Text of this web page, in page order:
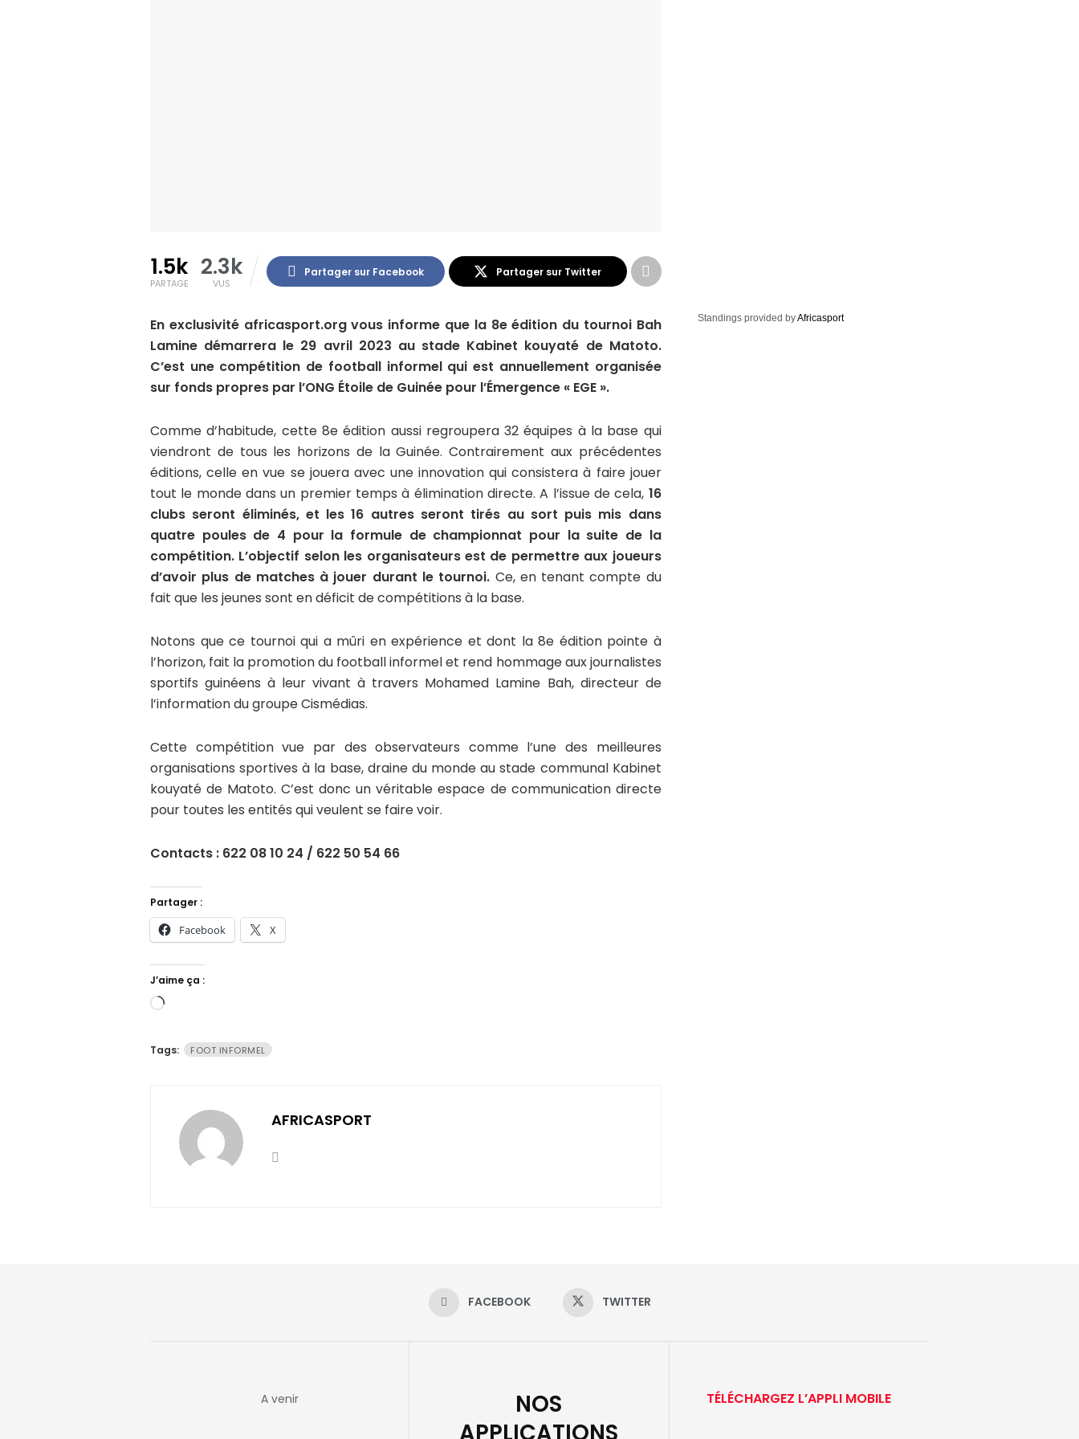
1.5k
PARTAGE
2.3k
VUS
Partager sur Facebook Partager sur Twitter
En exclusivité africasport.org vous informe que la 8e édition du tournoi Bah
Lamine démarrera le 29 avril 2023 au stade Kabinet kouyaté de Matoto.
C’est une compétition de football informel qui est annuellement organisée
sur fonds propres par l’ONG Étoile de Guinée pour l’Émergence « EGE ».
Comme d’habitude, cette 8e édition aussi regroupera 32 équipes à la base qui
viendront de tous les horizons de la Guinée. Contrairement aux précédentes
éditions, celle en vue se jouera avec une innovation qui consistera à faire jouer
tout le monde dans un premier temps à élimination directe. A l’issue de cela, 16
clubs seront éliminés, et les 16 autres seront tirés au sort puis mis dans
quatre poules de 4 pour la formule de championnat pour la suite de la
compétition. L’objectif selon les organisateurs est de permettre aux joueurs
d’avoir plus de matches à jouer durant le tournoi. Ce, en tenant compte du
fait que les jeunes sont en déficit de compétitions à la base.
Notons que ce tournoi qui a mûri en expérience et dont la 8e édition pointe à
l’horizon, fait la promotion du football informel et rend hommage aux journalistes
sportifs guinéens à leur vivant à travers Mohamed Lamine Bah, directeur de
l’information du groupe Cismédias.
Cette compétition vue par des observateurs comme l’une des meilleures
organisations sportives à la base, draine du monde au stade communal Kabinet
kouyaté de Matoto. C’est donc un véritable espace de communication directe
pour toutes les entités qui veulent se faire voir.
Contacts : 622 08 10 24 / 622 50 54 66
Partager :
Facebook X
J’aime ça :
Chargement…
Tags: FOOT INFORMEL
AFRICASPORT
Standings provided byAfricasport
FACEBOOK TWITTER
A venir
NOS
TÉLÉCHARGEZ L’APPLI MOBILE